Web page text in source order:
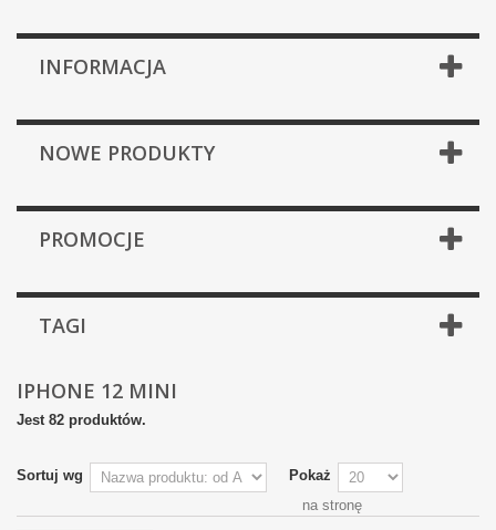
INFORMACJA
NOWE PRODUKTY
PROMOCJE
TAGI
IPHONE 12 MINI
Jest 82 produktów.
Sortuj wg
Pokaż
na stronę